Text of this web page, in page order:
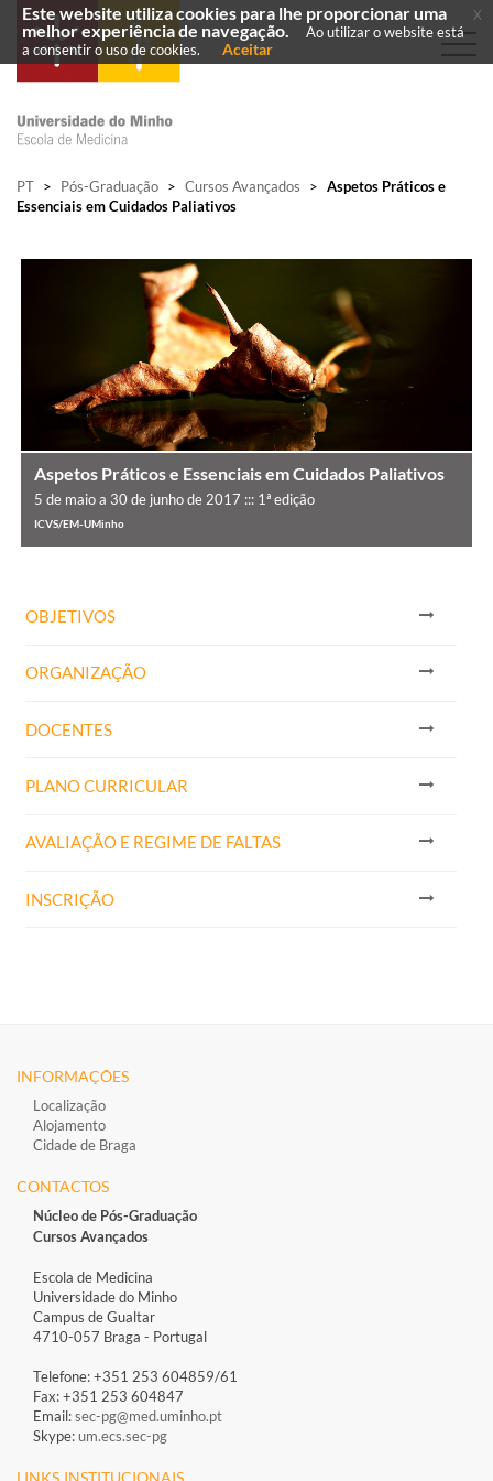
PT > Pós-Graduação > Cursos Avançados > Aspetos Práticos e
Essenciais em Cuidados Paliativos
Aspetos Práticos e Essenciais em Cuidados Paliativos
5 de maio a 30 de junho de 2017 ::: 1ª edição
ICVS/EM-UMinho
OBJETIVOS
ORGANIZAÇÃO
DOCENTES
PLANO CURRICULAR
AVALIAÇÃO E REGIME DE FALTAS
INSCRIÇÃO
INFORMAÇÕES
Localização
Alojamento
Cidade de Braga
CONTACTOS
Núcleo de Pós-Graduação
Cursos Avançados
Escola de Medicina
Universidade do Minho
Campus de Gualtar
4710-057 Braga - Portugal
Telefone: +351 253 604859/61
Fax: +351 253 604847
Email:sec-pg@med.uminho.pt
Skype:um.ecs.sec-pg
Este website utiliza cookies para lhe proporcionar uma
melhor experiência de navegação.
Ao utilizar o website está
a consentir o uso de cookies.
Aceitar
x